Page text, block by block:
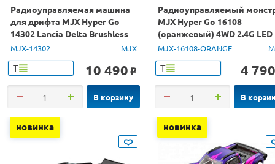
Радиоуправляемая машина
для дрифта MJX Hyper Go
14302 Lancia Delta Brushless
4WD 2.4G LED 1/14 RTR
MJX-14302 MJX
Т 10 490 o
В корзину
Радиоуправляемый
MJX Hyper Go 16108
(оранжевый) 4WD 2.4G LED
1/16 RTR
MJX-16108-ORANGE
Т 4 790
В
новинка новинка